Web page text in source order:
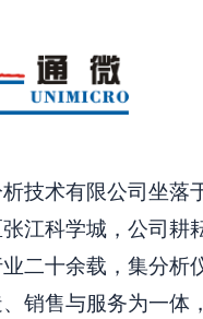
技术有限公司坐落
江科学城，公司耕
二十余载，集分析
销售与服务为一体